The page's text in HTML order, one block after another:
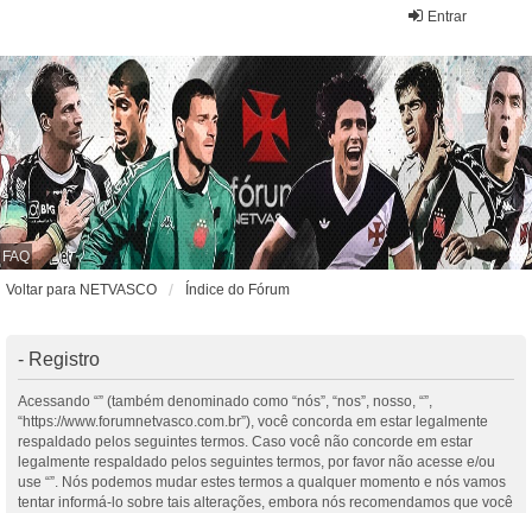
Entrar
FAQ
Voltar para NETVASCO
Índice do Fórum
- Registro
Acessando “” (também denominado como “nós”, “nos”, nosso, “”,
“https://www.forumnetvasco.com.br”), você concorda em estar legalmente
respaldado pelos seguintes termos. Caso você não concorde em estar
legalmente respaldado pelos seguintes termos, por favor não acesse e/ou
use “”. Nós podemos mudar estes termos a qualquer momento e nós vamos
tentar informá-lo sobre tais alterações, embora nós recomendamos que você